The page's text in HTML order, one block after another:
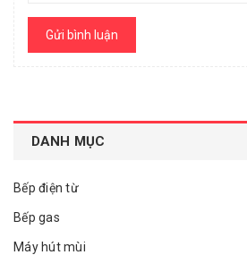
Gửi bình luận
DANH MỤC
Bếp điện từ
Bếp gas
Máy hút mùi